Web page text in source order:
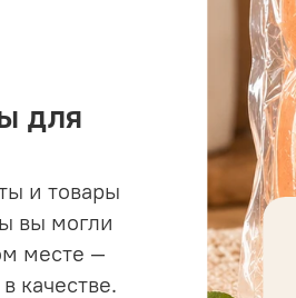
для
и товары
вы могли
месте —
качестве.
до
для